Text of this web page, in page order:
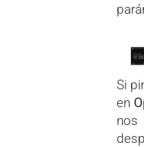
Si
en
nos